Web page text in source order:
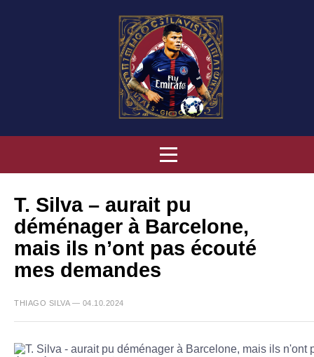
T. Silva – aurait pu
déménager à Barcelone,
mais ils n’ont pas écouté
mes demandes
THIAGO SILVA — 04.10.2024